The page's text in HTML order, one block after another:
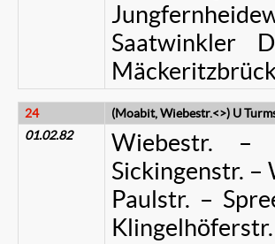
Saatwinkler
24
(Moabit, Wiebestr.<>) U
01.02.82
Wiebestr. –
Sickingenstr. –
Paulstr. –